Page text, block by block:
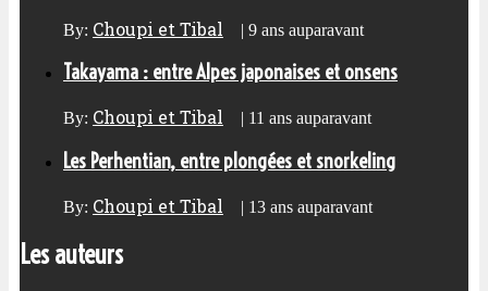
By: Choupi et Tibal | 9 ans auparavant
Takayama : entre Alpes japonaises et onsens
By: Choupi et Tibal | 11 ans auparavant
Les Perhentian, entre plongées et snorkeling
By: Choupi et Tibal | 13 ans auparavant
Les auteurs